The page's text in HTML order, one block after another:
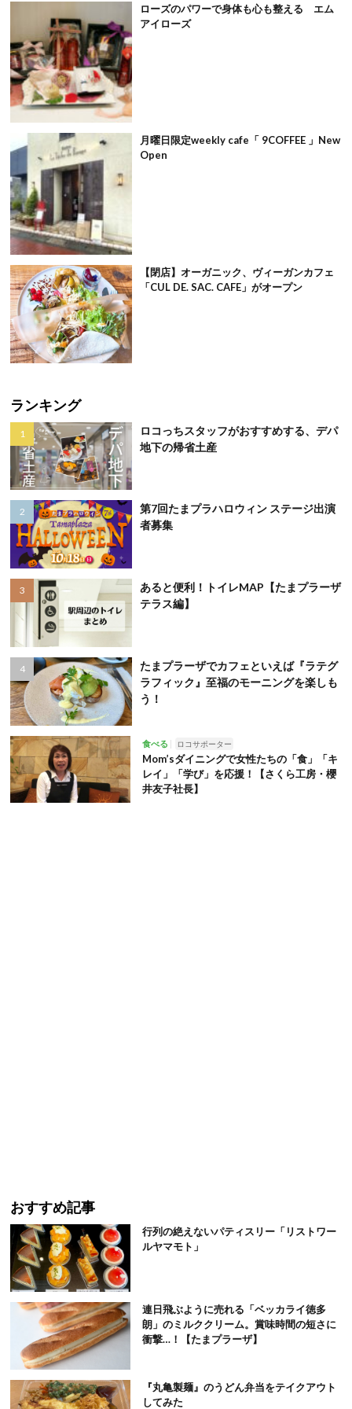
ローズのパワーで身体も心も整える エム
アイローズ
月曜日限定weekly cafe「 9COFFEE 」New
Open
【閉店】オーガニック、ヴィーガンカフェ
「CUL DE. SAC. CAFE」がオープン
ランキング
ロコっちスタッフがおすすめする、デパ
地下の帰省土産
第7回たまプラハロウィン ステージ出演
者募集
あると便利！トイレMAP【たまプラーザ
テラス編】
たまプラーザでカフェといえば『ラテグ
ラフィック』至福のモーニングを楽しも
う！
食べる ロコサポーター
Mom’sダイニングで女性たちの「食」「キ
レイ」「学び」を応援！【さくら工房・櫻
井友子社長】
おすすめ記事
行列の絶えないパティスリー「リストワー
ルヤマモト」
連日飛ぶように売れる「ベッカライ徳多
朗」のミルククリーム。賞味時間の短さに
衝撃…！【たまプラーザ】
『丸亀製麺』のうどん弁当をテイクアウト
してみた